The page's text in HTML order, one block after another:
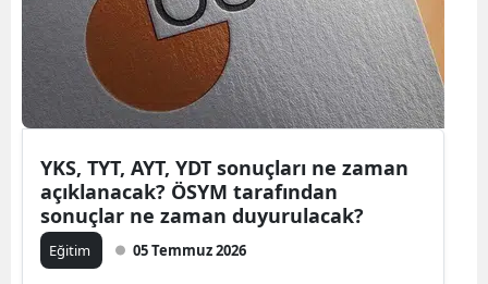
Hakkari
Hatay
Isparta
YKS, TYT, AYT, YDT sonuçları ne zaman
açıklanacak? ÖSYM tarafından
sonuçlar ne zaman duyurulacak?
Eğitim 05 Temmuz 2026